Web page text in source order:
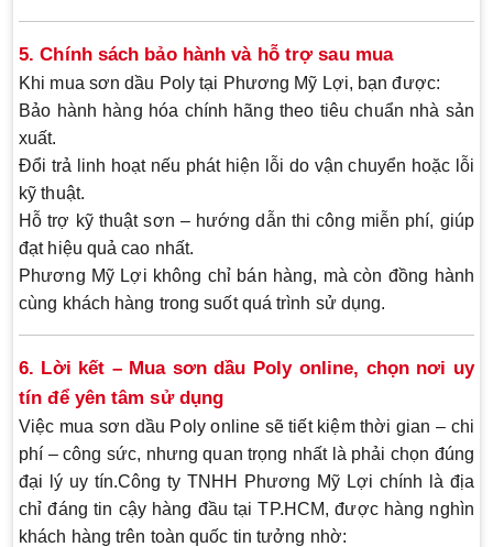
5. Chính sách bảo hành và hỗ trợ sau mua
Khi mua sơn dầu Poly tại Phương Mỹ Lợi, bạn được:
Bảo hành hàng hóa chính hãng theo tiêu chuẩn nhà sản
xuất.
Đổi trả linh hoạtnếu phát hiện lỗi do vận chuyển hoặc lỗi
kỹ thuật.
Hỗ trợ kỹ thuật sơn – hướng dẫn thi công miễn phí, giúp
đạt hiệu quả cao nhất.
Phương Mỹ Lợi không chỉ bán hàng, mà còn đồng hành
cùng khách hàng trong suốt quá trình sử dụng.
6. Lời kết – Mua sơn dầu Poly online, chọn nơi uy
tín để yên tâm sử dụng
Việc mua sơn dầu Poly online sẽtiết kiệm thời gian – chi
phí – công sức, nhưng quan trọng nhất là phải chọn đúng
đại lý uy tín.Công ty TNHH Phương Mỹ Lợi chính là địa
chỉ đáng tin cậy hàng đầu tại TP.HCM, được hàng nghìn
khách hàng trên toàn quốc tin tưởng nhờ: